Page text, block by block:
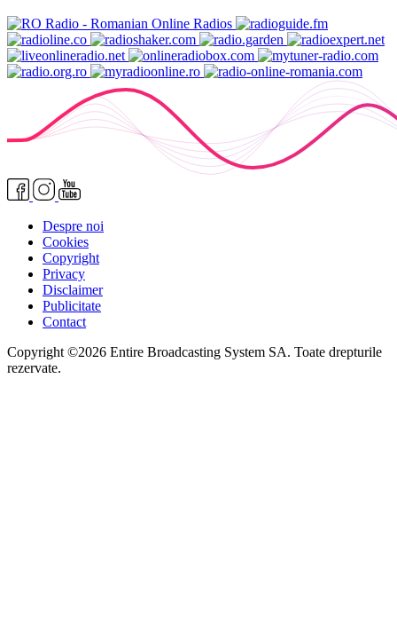
Despre noi
Cookies
Copyright
Privacy
Disclaimer
Publicitate
Contact
Copyright ©2026 Entire Broadcasting System SA. Toate drepturile
rezervate.